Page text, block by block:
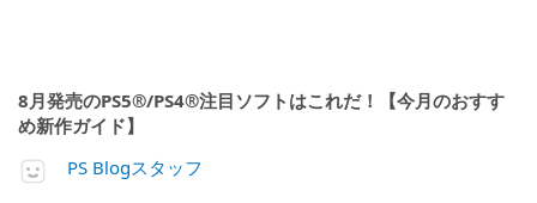
8月発売のPS5®/PS4®注目ソフトはこれだ！【今月のおすす
め新作ガイド】
PS Blogスタッフ